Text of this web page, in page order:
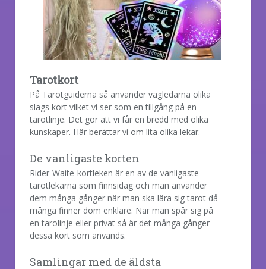
Tarotkort
På Tarotguiderna så använder vägledarna olika
slags kort vilket vi ser som en tillgång på en
tarotlinje. Det gör att vi får en bredd med olika
kunskaper. Här berättar vi om lita olika lekar.
De vanligaste korten
Rider-Waite-kortleken är en av de vanligaste
tarotlekarna som finnsidag och man använder
dem många gånger när man ska lära sig tarot då
många finner dom enklare. När man spår sig på
en tarolinje eller privat så är det många gånger
dessa kort som används.
Samlingar med de äldsta